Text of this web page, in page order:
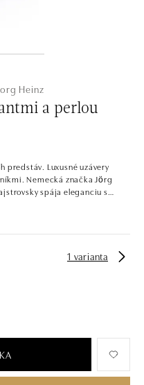
Heinz
a perlou
predstáv. Luxusné uzávery
Nemecká značka Jörg
spája eleganciu s
či už s preklápacími
ročnou tradíciou,
Multifunkčné legendárne
umelecké diela. Na prvý
1 varianta